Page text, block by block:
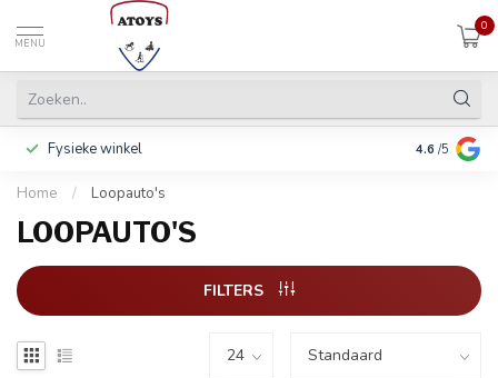
MENU
0
Fysieke winkel Betalen in
4.6 /5
Home / Loopauto's
LOOPAUTO'S
FILTERS